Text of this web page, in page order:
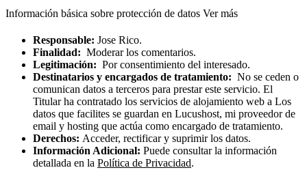
Información básica sobre protección de datos Ver más
Responsable: Jose Rico.
Finalidad: Moderar los comentarios.
Legitimación: Por consentimiento del interesado.
Destinatarios y encargados de tratamiento: No se ceden o
comunican datos a terceros para prestar este servicio. El
Titular ha contratado los servicios de alojamiento web a Los
datos que facilites se guardan en Lucushost, mi proveedor de
email y hosting que actúa como encargado de tratamiento.
Derechos: Acceder, rectificar y suprimir los datos.
Información Adicional: Puede consultar la información
detallada en la Política de Privacidad.